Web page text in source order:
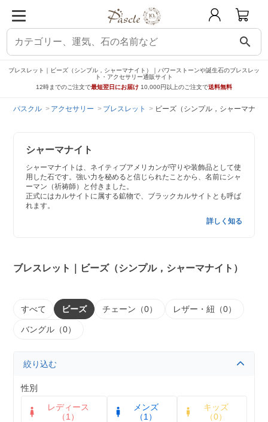
search
ブレスレット｜ビーズ（シンプル，シャーマナイト）｜パワーストーンや誕生石のブレスレッ
ト・アクセサリー通販サイト
12時までのご注文で最短翌日にお届け 10,000円以上のご注文で送料無料
パスクル アクセサリー ブレスレット ビーズ（シンプル，シャーマナイ
シャーマナイト
シャーマナイトは、ネイティブアメリカンが守りや装飾品として使
用した石です。強い力を秘めると信じられたことから、名前にシャ
ーマン（祈祷師）と付きました。
正式にはカルサイトに属する鉱物で、ブラックカルサイトとも呼ば
れます。
詳しく知る
ブレスレット｜ビーズ（シンプル，シャーマナイト）
すべて ビーズ チェーン（0） レザー・紐（0）
バングル（0）
絞り込む
性別
レディース
（1）
メンズ
（1）
キッズ
（0）